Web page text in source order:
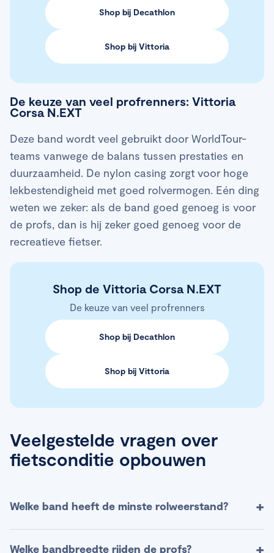
Shop bij Decathlon
Shop bij Vittoria
De keuze van veel profrenners: Vittoria
Corsa N.EXT
Deze band wordt veel gebruikt door WorldTour-
teams vanwege de balans tussen prestaties en
duurzaamheid. De nylon casing zorgt voor hoge
lekbestendigheid met goed rolvermogen. Eén ding
weten we zeker: als de band goed genoeg is voor
de profs, dan is hij zeker goed genoeg voor de
recreatieve fietser.
Shop de Vittoria Corsa N.EXT
De keuze van veel profrenners
Shop bij Decathlon
Shop bij Vittoria
Veelgestelde vragen over
fietsconditie opbouwen
Welke band heeft de minste rolweerstand? +
Uit rolweerstandtests komen modellen naar voren
Welke bandbreedte rijden de profs? +